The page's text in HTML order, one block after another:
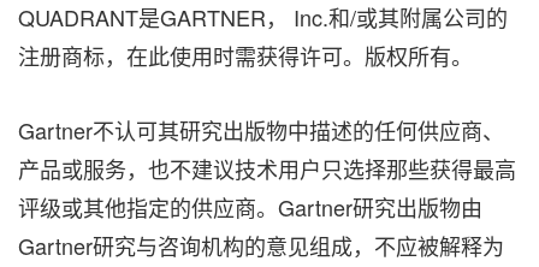
QUADRANT是GARTNER， Inc.和/或其附属公司的
注册商标，在此使用时需获得许可。版权所有。
Gartner不认可其研究出版物中描述的任何供应商、
产品或服务，也不建议技术用户只选择那些获得最高
评级或其他指定的供应商。Gartner研究出版物由
Gartner研究与咨询机构的意见组成，不应被解释为